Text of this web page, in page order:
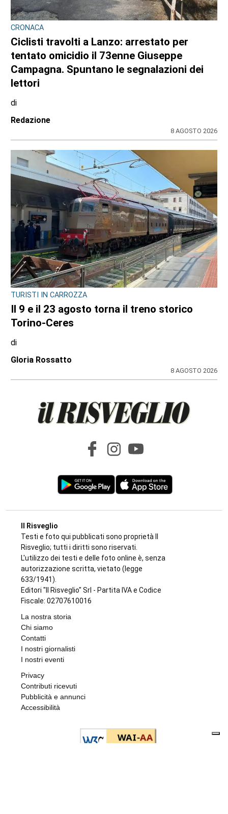
CRONACA
Ciclisti travolti a Lanzo, l’Uncem e Cassani:
«Basta follia, serve una nuova cultura della
strada e corsie riservate»
di
Redazione
9 AGOSTO 2026
L'INIZIATIVA CULTURALE NEL TERRITORIO
La biblioteca di Varisella rinasce con 600
nuovi libri: il primo corso a fine settembre
di
Redazione
GIOVANI IN TV
Edoardo Colombatto da Varisella sbanca
La Ruota della Fortuna: orgoglio cittadino e
100 e lode
Angela Pastore